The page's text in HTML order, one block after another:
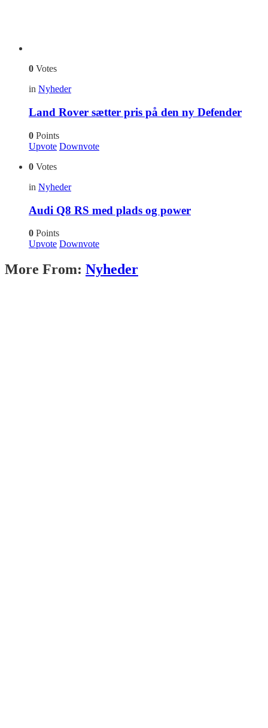
0 Votes
in Nyheder
Land Rover sætter pris på den ny Defender
0 Points
Upvote Downvote
0 Votes
in Nyheder
Audi Q8 RS med plads og power
0 Points
Upvote Downvote
More From: Nyheder